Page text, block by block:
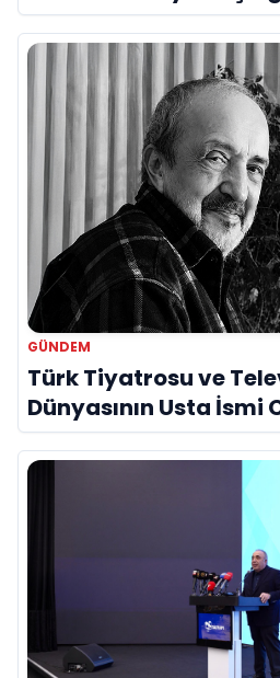
Bir Araya Geldi
GÜNDEM
Türk Tiyatrosu ve
Dünyasının Usta İsmi
Hayatını Kaybetti